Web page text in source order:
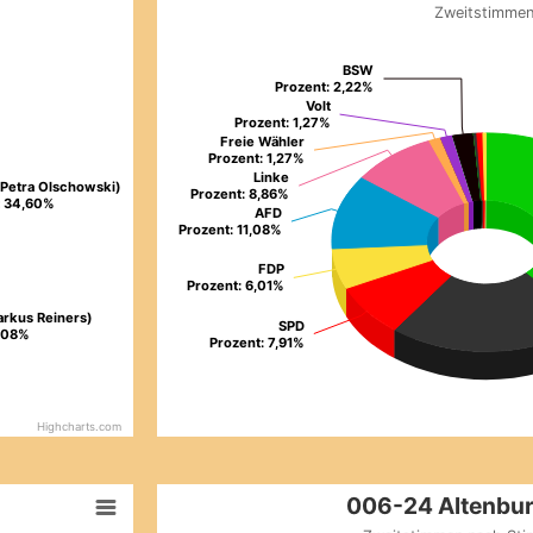
Olschowski)
Prozent: 34,60%
Olschowski)
Prozent: 34,60%
Reiners)
25,08%
Reiners)
25,08%
Highcharts.com
View as data table, 006-24
Zweitstimmen
SPD
Prozent: 7,91%
SPD
Prozent: 7,91%
FDP
Prozent: 6,01%
FDP
Prozent: 6,01%
AFD
Prozent: 11,08%
AFD
Prozent: 11,08%
Linke
Prozent: 8,86%
Linke
Prozent: 8,86%
Freie Wähler
Prozent: 1,27%
Freie Wähler
Prozent: 1,27%
Volt
Prozent: 1,27%
Volt
Prozent: 1,27%
BSW
Prozent: 2,22%
BSW
Prozent: 2,22%
006-24 Altenburgschule​006-24